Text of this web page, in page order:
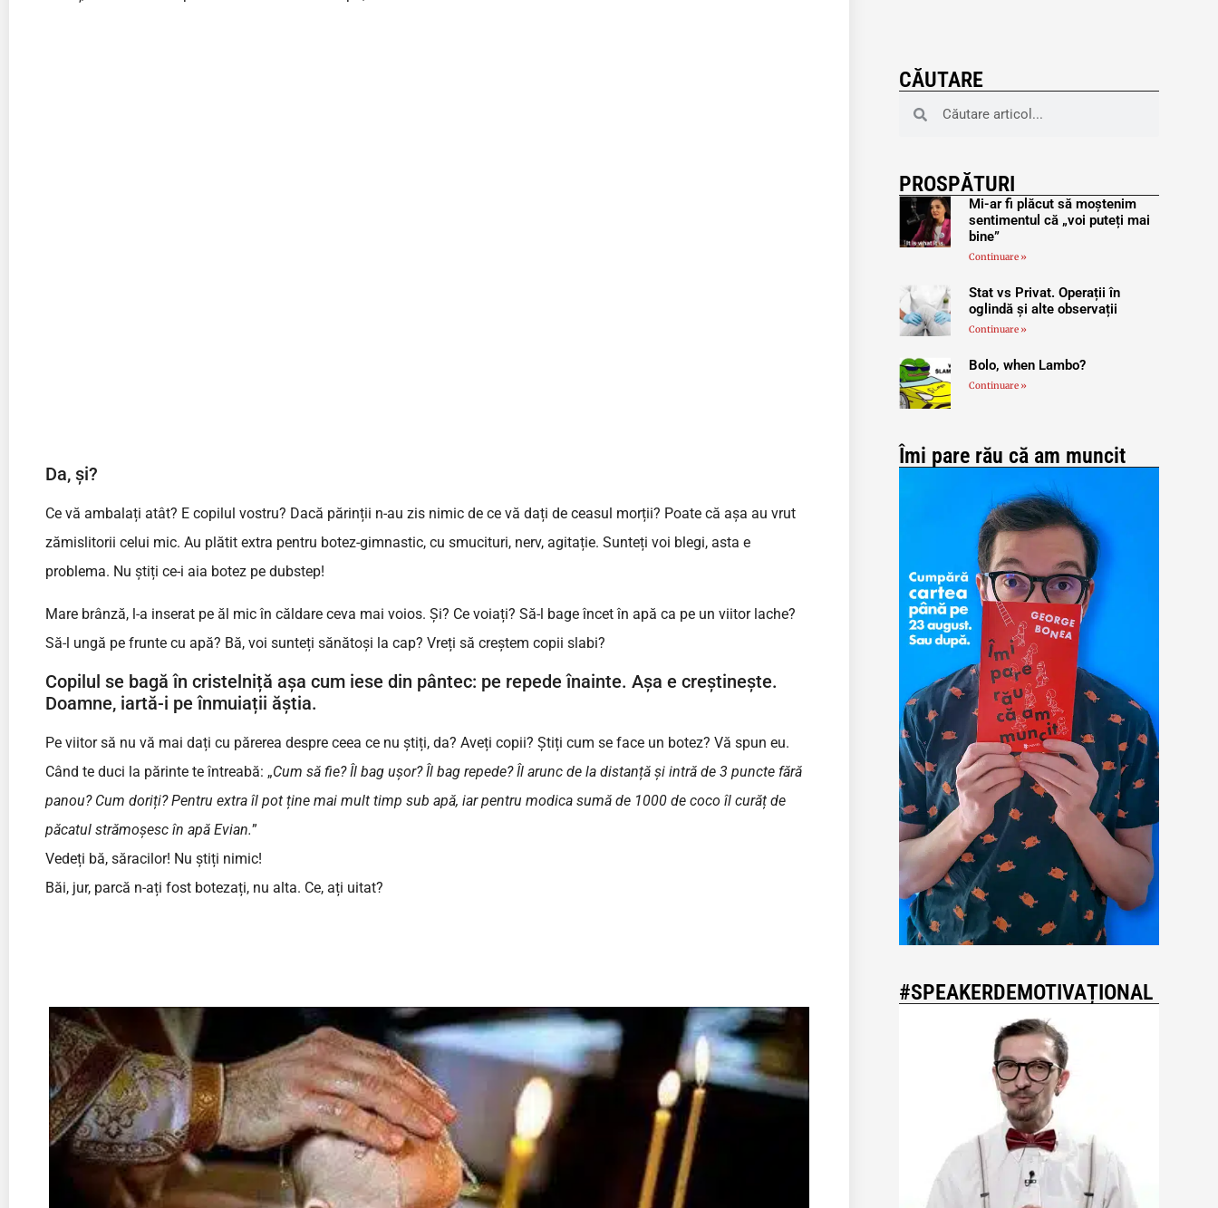
Da, și?
Ce vă ambalați atât? E copilul vostru? Dacă părinții n-au zis nimic de ce vă dați de ceasul morții? Poate că așa au vrut
zămislitorii celui mic. Au plătit extra pentru botez-gimnastic, cu smucituri, nerv, agitație. Sunteți voi blegi, asta e
problema. Nu știți ce-i aia botez pe dubstep!
Mare brânză, l-a inserat pe ăl mic în căldare ceva mai voios. Și? Ce voiați? Să-l bage încet în apă ca pe un viitor lache?
Să-l ungă pe frunte cu apă? Bă, voi sunteți sănătoși la cap? Vreți să creștem copii slabi?
Copilul se bagă în cristelniță așa cum iese din pântec: pe repede înainte. Așa e creștinește.
Doamne, iartă-i pe înmuiații ăștia.
Pe viitor să nu vă mai dați cu părerea despre ceea ce nu știți, da? Aveți copii? Știți cum se face un botez? Vă spun eu.
Când te duci la părinte te întreabă: „Cum să fie? Îl bag ușor? Îl bag repede? Îl arunc de la distanță și intră de 3 puncte fără
panou? Cum doriți? Pentru extra îl pot ține mai mult timp sub apă, iar pentru modica sumă de 1000 de coco îl curăț de
păcatul strămoșesc în apă Evian.”
Vedeți bă, săracilor! Nu știți nimic!
Băi, jur, parcă n-ați fost botezați, nu alta. Ce, ați uitat?
CĂUTARE
PROSPĂTURI
Mi-ar fi plăcut să moștenim
sentimentul că „voi puteți mai
bine”
Continuare »
Stat vs Privat. Operații în
oglindă și alte observații
Continuare »
Bolo, when Lambo?
Continuare »
Îmi pare rău că am muncit
#SPEAKERDEMOTIVAȚIONAL